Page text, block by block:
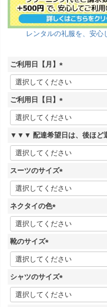
レンタルの礼服を、安心
ご利用日【月】
(
必
須
)
ご利用日【日】
(
必
須
)
▼▼▼ 配達希望日は、後ほど
スーツのサイズ
(
必
)
ネクタイの色
(
必
)
靴のサイズ
(
必
須
)
シャツのサイズ
(
必